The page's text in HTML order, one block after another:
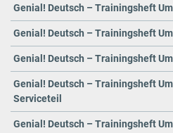
Genial! Deutsch – Trainingsheft
Genial! Deutsch – Trainingsheft
Genial! Deutsch – Trainingsheft
Genial! Deutsch – Trainingsheft
Serviceteil
Genial! Deutsch – Trainingsheft